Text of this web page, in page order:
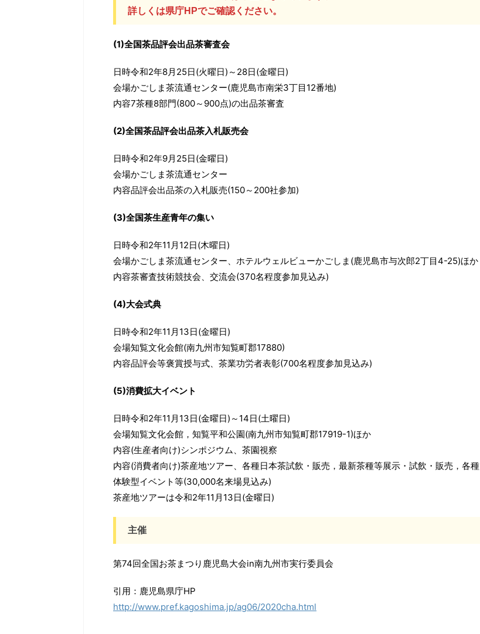
詳しくは県庁HPでご確認ください。
(1)全国茶品評会出品茶審査会
日時令和2年8月25日(火曜日)～28日(金曜日)
会場かごしま茶流通センター(鹿児島市南栄3丁目12番地)
内容7茶種8部門(800～900点)の出品茶審査
(2)全国茶品評会出品茶入札販売会
日時令和2年9月25日(金曜日)
会場かごしま茶流通センター
内容品評会出品茶の入札販売(150～200社参加)
(3)全国茶生産青年の集い
日時令和2年11月12日(木曜日)
会場かごしま茶流通センター、ホテルウェルビューかごしま(鹿児島市与次郎2丁目4-25)ほか
内容茶審査技術競技会、交流会(370名程度参加見込み)
(4)大会式典
日時令和2年11月13日(金曜日)
会場知覧文化会館(南九州市知覧町郡17880)
内容品評会等褒賞授与式、茶業功労者表彰(700名程度参加見込み)
(5)消費拡大イベント
日時令和2年11月13日(金曜日)～14日(土曜日)
会場知覧文化会館，知覧平和公園(南九州市知覧町郡17919-1)ほか
内容(生産者向け)シンポジウム、茶園視察
内容(消費者向け)茶産地ツアー、各種日本茶試飲・販売，最新茶種等展示・試飲・販売，各種
体験型イベント等(30,000名来場見込み)
茶産地ツアーは令和2年11月13日(金曜日)
主催
第74回全国お茶まつり鹿児島大会in南九州市実行委員会
引用：鹿児島県庁HP
http://www.pref.kagoshima.jp/ag06/2020cha.html